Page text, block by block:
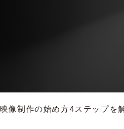
映像制作の始め方4ステップを